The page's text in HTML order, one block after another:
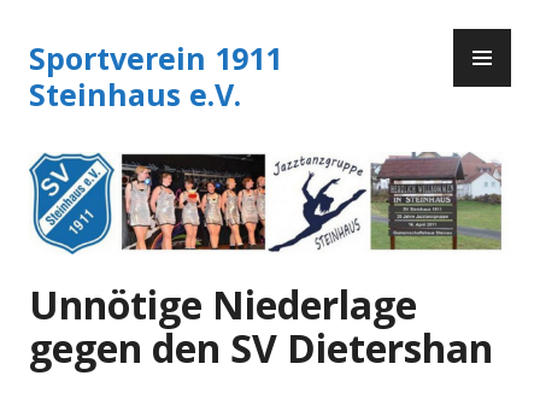
Inhalt
springen
Sportverein 1911
Steinhaus e.V.
Unnötige Niederlage
gegen den SV Dietershan